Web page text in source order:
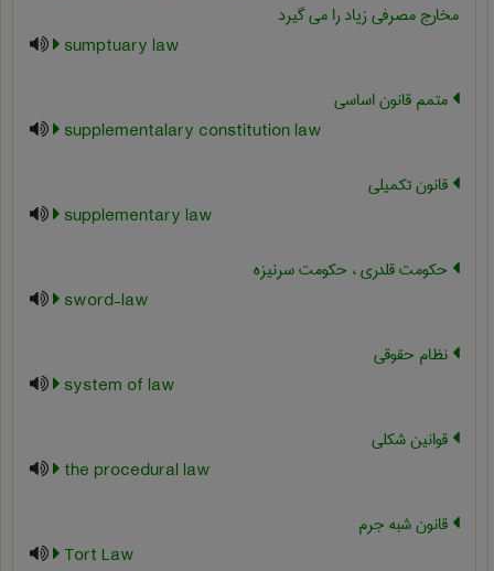
مخارج مصرفی زیاد را می گیرد
sumptuary law
متمم قانون اساسی
supplementalary constitution law
قانون تکمیلی
supplementary law
حکومت قلدری ، حکومت سرنیزه
sword-law
نظام حقوقی
system of law
قوانین شکلی
the procedural law
قانون شبه جرم
Tort Law